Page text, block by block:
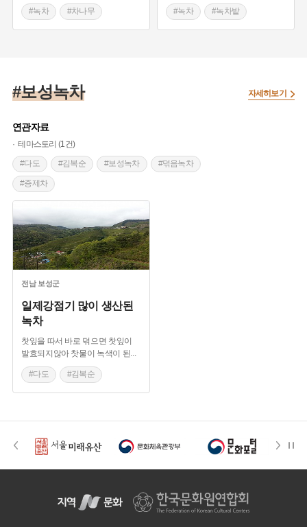
#녹차 #차나무
#야생차 #웅포
#산림문화체험관
#녹차 #녹차밭
#보성 가볼만한곳
#보성녹차
연관자료
테마스토리 (1건)
#다도
#김복순 #보성녹차 #덖음녹차
#증제차
자세히보기
전남 보성군
일제강점기 많이 생산된
녹차
찻잎을 따서 바로 덖으면 찻잎이
발효되지않아 찻물이 녹색이 된...
#다도 #김복순
#보성녹차 #덖음녹차